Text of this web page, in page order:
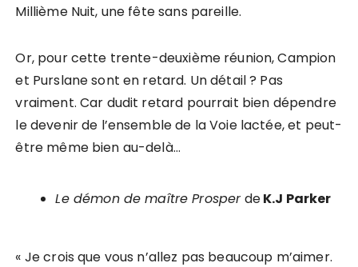
Millième Nuit, une fête sans pareille.
Or, pour cette trente-deuxième réunion, Campion
et Purslane sont en retard. Un détail ? Pas
vraiment. Car dudit retard pourrait bien dépendre
le devenir de l’ensemble de la Voie lactée, et peut-
être même bien au-delà…
Le démon de maître ProsperdeK.J Parker
« Je crois que vous n’allez pas beaucoup m’aimer.